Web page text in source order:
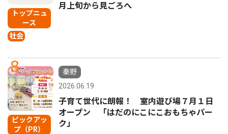
トップニュ
ース
社会
月上旬から見ごろへ
8
ピックアッ
プ（PR）
秦野
2026.06.19
子育て世代に朗報！ 室内遊び場７月１日
オープン 「はだのにこにこおもちゃパー
ク」